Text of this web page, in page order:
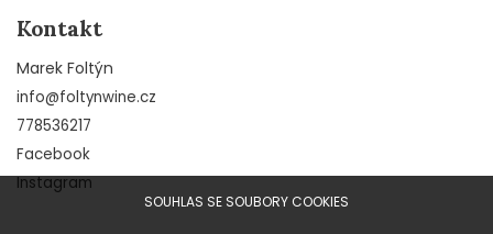
SOUHLAS SE SOUBORY COOKIES
Kontakt
Marek Foltýn
info@foltynwine.cz
778536217
Facebook
Instagram